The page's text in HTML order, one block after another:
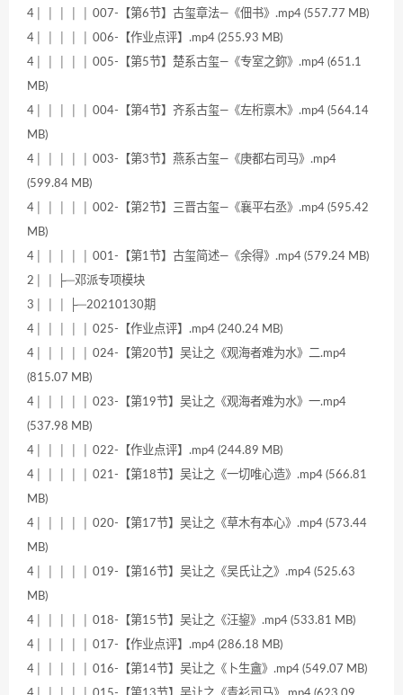
4│ │ │ │ │ 007-【第6节】古玺章法—《佃书》.mp4 (557.77 MB)
4│ │ │ │ │ 006-【作业点评】.mp4 (255.93 MB)
4│ │ │ │ │ 005-【第5节】楚系古玺—《专室之鉨》.mp4 (651.1
MB)
4│ │ │ │ │ 004-【第4节】齐系古玺—《左桁禀木》.mp4 (564.14
MB)
4│ │ │ │ │ 003-【第3节】燕系古玺—《庚都右司马》.mp4
(599.84 MB)
4│ │ │ │ │ 002-【第2节】三晋古玺—《襄平右丞》.mp4 (595.42
MB)
4│ │ │ │ │ 001-【第1节】古玺简述—《余得》.mp4 (579.24 MB)
2│ │ ├─邓派专项模块
3│ │ │ ├─20210130期
4│ │ │ │ │ 025-【作业点评】.mp4 (240.24 MB)
4│ │ │ │ │ 024-【第20节】吴让之《观海者难为水》二.mp4
(815.07 MB)
4│ │ │ │ │ 023-【第19节】吴让之《观海者难为水》一.mp4
(537.98 MB)
4│ │ │ │ │ 022-【作业点评】.mp4 (244.89 MB)
4│ │ │ │ │ 021-【第18节】吴让之《一切唯心造》.mp4 (566.81
MB)
4│ │ │ │ │ 020-【第17节】吴让之《草木有本心》.mp4 (573.44
MB)
4│ │ │ │ │ 019-【第16节】吴让之《吴氏让之》.mp4 (525.63
MB)
4│ │ │ │ │ 018-【第15节】吴让之《汪鋆》.mp4 (533.81 MB)
4│ │ │ │ │ 017-【作业点评】.mp4 (286.18 MB)
4│ │ │ │ │ 016-【第14节】吴让之《卜生盦》.mp4 (549.07 MB)